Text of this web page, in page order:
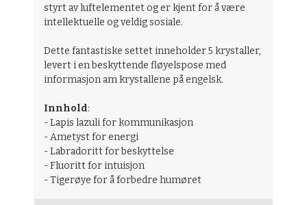
styrt av luftelementet og er kjent for å være
intellektuelle og veldig sosiale.
Dette fantastiske settet inneholder 5 krystaller,
levert i en beskyttende fløyelspose med
informasjon am krystallene på engelsk.
Innhold:
- Lapis lazuli for kommunikasjon
- Ametyst for energi
- Labradoritt for beskyttelse
- Fluoritt for intuisjon
- Tigerøye for å forbedre humøret